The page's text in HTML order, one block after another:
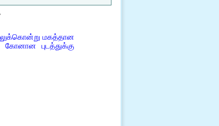
மகத்தான
கோனான புடத்துக்கு